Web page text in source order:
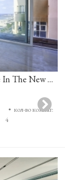
High End Seafront Apartment For Sale In The New David Promenade Residences On Tel Aviv's Sea Line
• кол-во комнат:
4